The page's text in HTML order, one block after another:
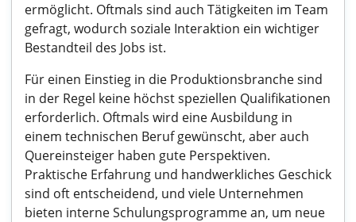
ermöglicht. Oftmals sind auch Tätigkeiten im Team
gefragt, wodurch soziale Interaktion ein wichtiger
Bestandteil des Jobs ist.
Für einen Einstieg in die Produktionsbranche sind
in der Regel keine höchst speziellen Qualifikationen
erforderlich. Oftmals wird eine Ausbildung in
einem technischen Beruf gewünscht, aber auch
Quereinsteiger haben gute Perspektiven.
Praktische Erfahrung und handwerkliches Geschick
sind oft entscheidend, und viele Unternehmen
bieten interne Schulungsprogramme an, um neue